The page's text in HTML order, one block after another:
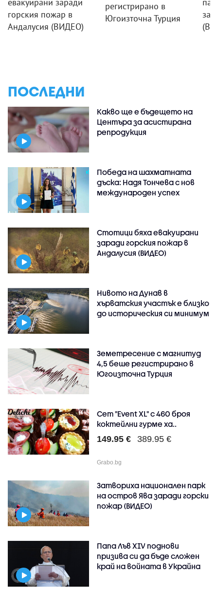
евакуирани заради
горския пожар в
Андалусия (ВИДЕО)
регистрирано в
Югоизточна Турция
ПОСЛЕДНИ
Какво ще е бъдещето на
Центъра за асистирана
репродукция
Победа на шахматната
дъска: Надя Тончева с нов
международен успех
Стотици бяха евакуирани
заради горския пожар в
Андалусия (ВИДЕО)
Нивото на Дунав в
хърватския участък е близко
до историческия си минимум
Земетресение с магнитуд
4,5 беше регистрирано в
Югоизточна Турция
Сет "Event XL" с 460 броя
коктейлни гурме ха..
149.95 € 389.95 €
Grabo.bg
Затвориха национален парк
на остров Ява заради горски
пожар (ВИДЕО)
Папа Лъв XIV поднови
призива си да бъде сложен
край на войната в Украйна